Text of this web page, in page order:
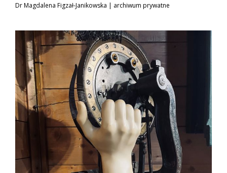
Dr Magdalena Figzał-Janikowska | archiwum prywatne